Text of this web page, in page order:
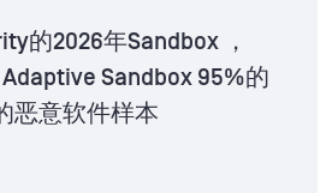
的2026年Sandbox ，
Sandbox 95%的
恶意软件样本